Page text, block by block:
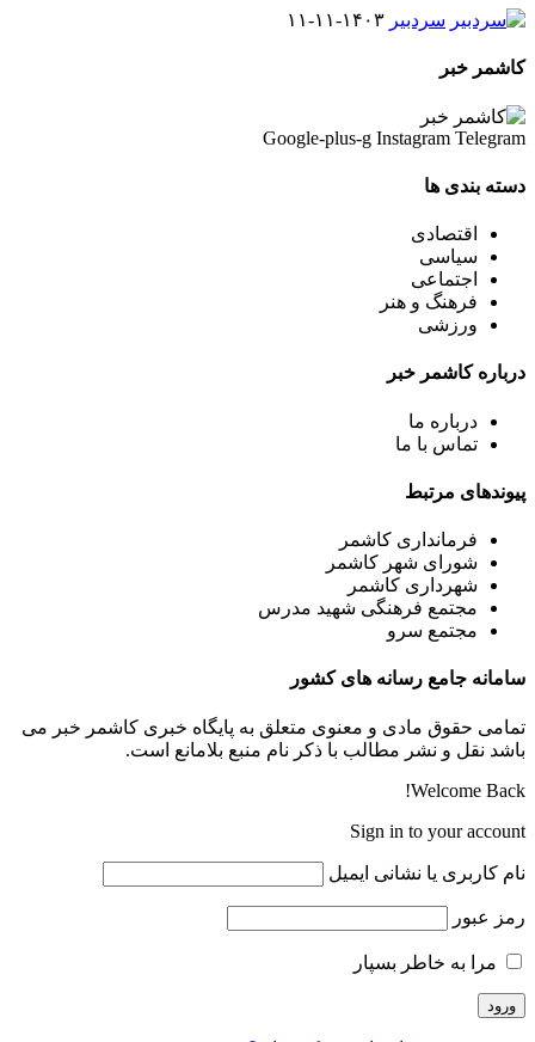
سردبیر ۱۴۰۳-۱۱-۱۱
کاشمر خبر
Google-plus-g Instagram Telegram
دسته بندی ها
اقتصادی
سیاسی
اجتماعی
فرهنگ و هنر
ورزشی
درباره کاشمر خبر
درباره ما
تماس با ما
پیوندهای مرتبط
فرمانداری کاشمر
شورای شهر کاشمر
شهرداری کاشمر
مجتمع فرهنگی شهید مدرس
مجتمع سرو
سامانه جامع رسانه های کشور
تمامی حقوق مادی و معنوی متعلق به پایگاه خبری کاشمر خبر می
باشد نقل و نشر مطالب با ذکر نام منبع بلامانع است.
Welcome Back!
Sign in to your account
نام کاربری یا نشانی ایمیل
رمز عبور
مرا به خاطر بسپار